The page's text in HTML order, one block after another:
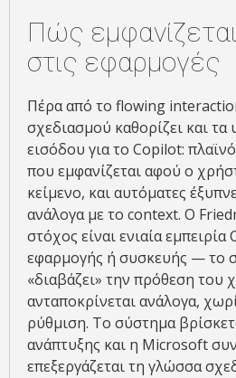
Πώς
στις εφαρμογές
Πέρα από το flowing
σχεδιασμού καθορίζει και τα
εισόδου για το Copilot:
που εμφανίζεται αφού ο
κείμενο, και αυτόματες
ανάλογα με το context. Ο
στόχος είναι ενιαία
εφαρμογής ή συσκευής — το
«διαβάζει» την πρόθεση του
ανταποκρίνεται ανάλογα,
ρύθμιση. Το σύστημα
ανάπτυξης και η Microsoft
επεξεργάζεται τη γλώσσα